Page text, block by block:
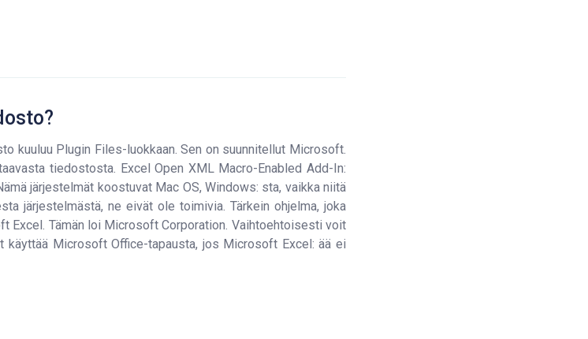
kuuluu Plugin Files-luokkaan. Sen on suunnitellut Microsoft.
tiedostosta. Excel Open XML Macro-Enabled Add-In:
järjestelmät koostuvat Mac OS, Windows: sta, vaikka niitä
järjestelmästä, ne eivät ole toimivia. Tärkein ohjelma, joka
Excel. Tämän loi Microsoft Corporation. Vaihtoehtoisesti voit
käyttää Microsoft Office-tapausta, jos Microsoft Excel: ää ei